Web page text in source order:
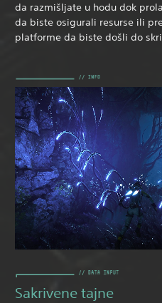
da razmišljate u hodu dok
da biste osigurali resurse ili
platforme da biste došli do
Sakrivene tajne